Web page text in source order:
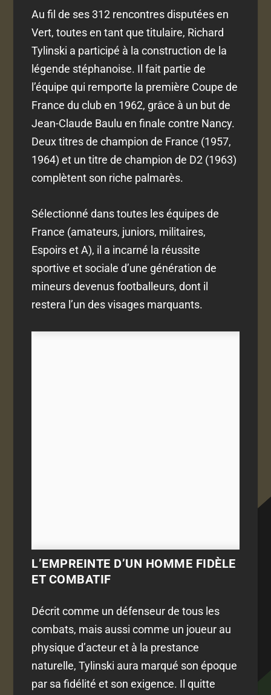
Au fil de ses 312 rencontres disputées en
Vert, toutes en tant que titulaire, Richard
Tylinski a participé à la construction de la
légende stéphanoise. Il fait partie de
l’équipe qui remporte la première Coupe de
France du club en 1962, grâce à un but de
Jean-Claude Baulu en finale contre Nancy.
Deux titres de champion de France (1957,
1964) et un titre de champion de D2 (1963)
complètent son riche palmarès.
Sélectionné dans toutes les équipes de
France (amateurs, juniors, militaires,
Espoirs et A), il a incarné la réussite
sportive et sociale d’une génération de
mineurs devenus footballeurs, dont il
restera l’un des visages marquants.
L’EMPREINTE D’UN HOMME FIDÈLE
ET COMBATIF
Décrit comme un défenseur de tous les
combats, mais aussi comme un joueur au
physique d’acteur et à la prestance
naturelle, Tylinski aura marqué son époque
par sa fidélité et son exigence. Il quitte